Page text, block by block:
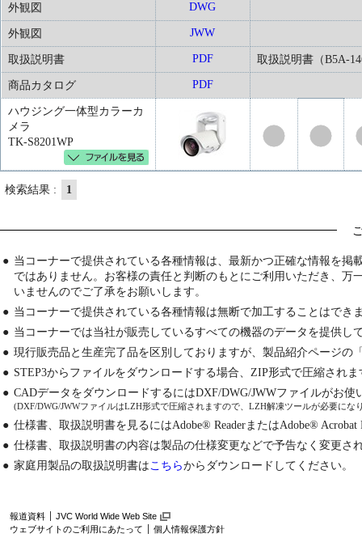
外観図 DWG
外観図 JWW
取扱説明書 PDF 取扱説明書（B5A-
商品カタログ PDF
ハウジング一体型カラーカ
メラ
TK-S8201WP
検索結果 : 1
● 当コーナーで提供されている各種情報は、最新かつ正確な情報を
ではありません。お客様の責任と判断のもとにご利用いただき、
いませんのでご了承をお願いします。
● 当コーナーで提供されている各種情報は無断で加工することはでき
● 当コーナーでは当社が販売しているすべての機器のデータを提供し
● 現行販売品と生産完了品を区別しておりますが、製品紹介ページ
● STEP3からファイルをダウンロードする場合、ZIP形式で圧縮され
● CADデータをダウンロードするにはDXF/DWG/JWWファイルがお
(DXF/DWG/JWWファイルはLZH形式で圧縮されますので、LZH解凍ツールが必要にな
● 仕様書、取扱説明書を見るにはAdobe® ReaderまたはAdobe® Acrobat
● 仕様書、取扱説明書の内容は製品の仕様変更などで予告なく変更さ
● 家庭用製品の取扱説明書はこちらからダウンロードしてください。
報道資料
JVC World Wide Web Site
ウェブサイトのご利用にあたって
個人情報保護方針